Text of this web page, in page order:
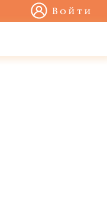
Войти